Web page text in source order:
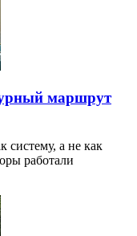
маршрут
систему, а не как
работали